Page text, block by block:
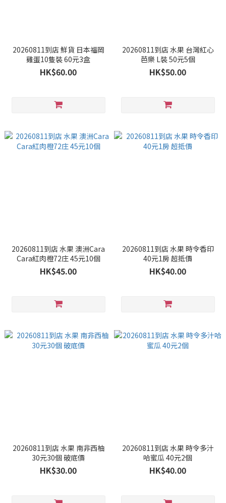
20260811到店 鮮貨 日本福岡
雞蛋10隻裝 60元3盒
HK$60.00
20260811到店 水果 台灣紅心
芭樂 L裝 50元5個
HK$50.00
20260811到店 水果 澳洲Cara
Cara紅肉橙72庄 45元10個
HK$45.00
20260811到店 水果 時令香印
40元1房 超抵價
HK$40.00
20260811到店 水果 南非西柚
30元30個 破底價
HK$30.00
20260811到店 水果 時令多汁
哈蜜瓜 40元2個
HK$40.00